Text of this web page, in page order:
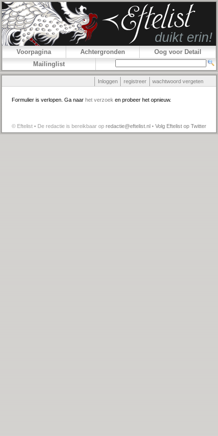
Voorpagina Achtergronden
Oog voor Detail
Mailinglist
Inloggen registreer wachtwoord vergeten
Formulier is verlopen. Ga naar het verzoek en probeer het opnieuw.
© Eftelist • De redactie is bereikbaar op redactie@eftelist.nl • Volg Eftelist op Twitter